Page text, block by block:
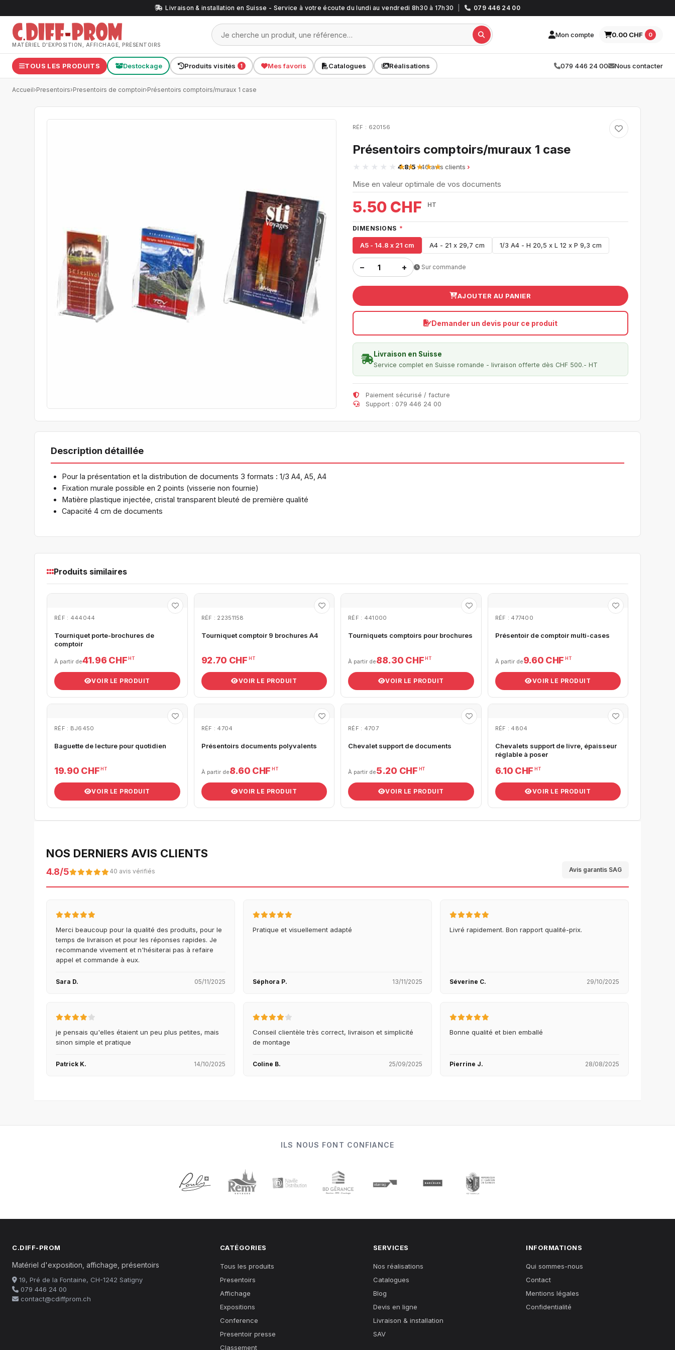
Livraison & installation en Suisse - Service à votre écoute du lundi au vendredi 8h30 à 17h30 079 446 24 00
MATÉRIEL D'EXPOSITION, AFFICHAGE, PRÉSENTOIRS
Mon compte 0.00 CHF 0
TOUS LES PRODUITS Destockage Produits visités 1 Mes favoris Catalogues Réalisations 079 446 24 00 Nous contacter
Accueil›Presentoirs›Presentoirs de comptoir›Présentoirs comptoirs/muraux 1 case
RÉF : 620156
Présentoirs comptoirs/muraux 1 case
4.8/5· 40 avis clients
Mise en valeur optimale de vos documents
5.50 CHF HT
DIMENSIONS *
A5 - 14.8 x 21 cm A4 - 21 x 29,7 cm 1/3 A4 - H 20,5 x L 12 x P 9,3 cm
− + Sur commande
AJOUTER AU PANIER
Demander un devis pour ce produit
Livraison en Suisse
Service complet en Suisse romande - livraison offerte dès CHF 500.- HT
Paiement sécurisé / facture
Support : 079 446 24 00
Description détaillée
Pour la présentation et la distribution de documents 3 formats : 1/3 A4, A5, A4
Fixation murale possible en 2 points (visserie non fournie)
Matière plastique injectée, cristal transparent bleuté de première qualité
Capacité 4 cm de documents
Produits similaires
RÉF : 444044
Tourniquet porte-brochures de
comptoir
À partir de41.96 CHF HT
VOIR LE PRODUIT
RÉF : 22351158
Tourniquet comptoir 9 brochures A4
92.70 CHF HT
VOIR LE PRODUIT
RÉF : 441000
Tourniquets comptoirs pour brochures
À partir de88.30 CHF HT
VOIR LE PRODUIT
RÉF : 477400
Présentoir de comptoir multi-cases
À partir de9.60 CHF HT
VOIR LE PRODUIT
RÉF : BJ6450
Baguette de lecture pour quotidien
19.90 CHF HT
VOIR LE PRODUIT
RÉF : 4704
Présentoirs documents polyvalents
À partir de8.60 CHF HT
VOIR LE PRODUIT
RÉF : 4707
Chevalet support de documents
À partir de5.20 CHF HT
VOIR LE PRODUIT
RÉF : 4804
Chevalets support de livre, épaisseur
réglable à poser
6.10 CHF HT
VOIR LE PRODUIT
NOS DERNIERS AVIS CLIENTS
4.8/5 40 avis vérifiés Avis garantis SAG
Merci beaucoup pour la qualité des produits, pour le
temps de livraison et pour les réponses rapides. Je
recommande vivement et n'hésiterai pas à refaire
appel et commande à eux.
Sara D. 05/11/2025
Pratique et visuellement adapté
Séphora P. 13/11/2025
Livré rapidement. Bon rapport qualité-prix.
Séverine C. 29/10/2025
je pensais qu'elles étaient un peu plus petites, mais
sinon simple et pratique
Patrick K. 14/10/2025
Conseil clientèle très correct, livraison et simplicité
de montage
Coline B. 25/09/2025
Bonne qualité et bien emballé
Pierrine J. 28/08/2025
ILS NOUS FONT CONFIANCE
C.DIFF-PROM
Matériel d'exposition, affichage, présentoirs
19, Pré de la Fontaine, CH-1242 Satigny
079 446 24 00
contact@cdiffprom.ch
CATÉGORIES
Tous les produits
Presentoirs
Affichage
Expositions
Conference
Presentoir presse
Classement
SERVICES
Nos réalisations
Catalogues
Blog
Devis en ligne
Livraison & installation
SAV
INFORMATIONS
Qui sommes-nous
Contact
Mentions légales
Confidentialité